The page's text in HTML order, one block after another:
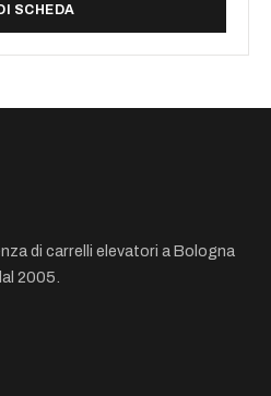
SCHEDA
di carrelli elevatori a Bologna
2005.